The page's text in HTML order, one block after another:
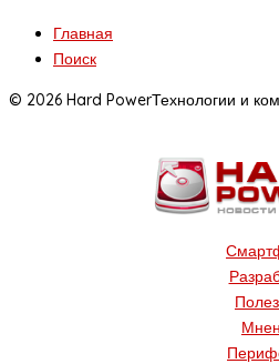
Главная
Поиск
© 2026 Hard PowerТехнологии и